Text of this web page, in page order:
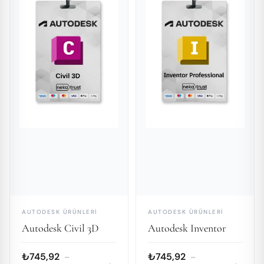
AUTODESK ÜRÜNLERI
Autodesk Civil 3D
₺745,92 –
AUTODESK ÜRÜNLERI
Autodesk Inventor
₺745,92 –